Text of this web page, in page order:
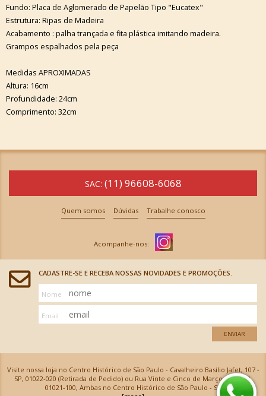
Fundo: Placa de Aglomerado de Papelão Tipo "Eucatex"
Estrutura: Ripas de Madeira
Acabamento : palha trançada e fita plástica imitando madeira.
Grampos espalhados pela peça
Medidas APROXIMADAS
Altura: 16cm
Profundidade: 24cm
Comprimento: 32cm
SAC: (11) 96608-6068
Quem somos Dúvidas Trabalhe conosco
CADASTRE-SE E RECEBA NOSSAS NOVIDADES E PROMOÇÕES.
Nome
Email
ENVIAR
Visite nossa loja no Centro Histórico de São Paulo - Cavalheiro Basílio Jafet, 107 -
SP, 01022-020 (Retirada de Pedido) ou Rua Vinte e Cinco de Março, 576 - SP,
01021-100, Ambas no Centro Histórico de São Paulo - SP